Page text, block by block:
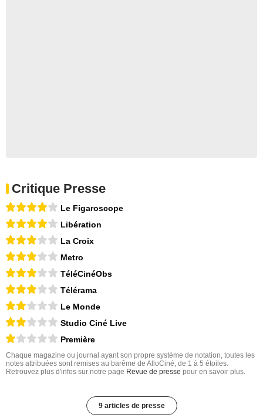
Critique Presse
Le Figaroscope
Libération
La Croix
Metro
TéléCinéObs
Télérama
Le Monde
Studio Ciné Live
Première
Chaque magazine ou journal ayant son propre système de notation, toutes les
notes attribuées sont remises au barême de AlloCiné, de 1 à 5 étoiles.
Retrouvez plus d'infos sur notre page Revue de presse pour en savoir plus.
9 articles de presse